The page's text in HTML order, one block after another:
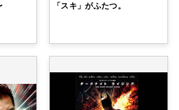
「スキ」がふたつ。